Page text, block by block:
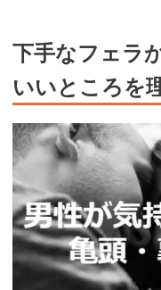
下手なフェラ
いいところを